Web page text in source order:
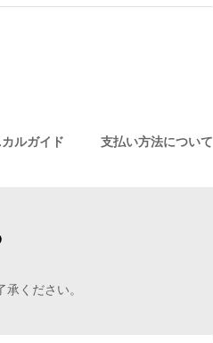
ルガイド 支払い方法について
ください。